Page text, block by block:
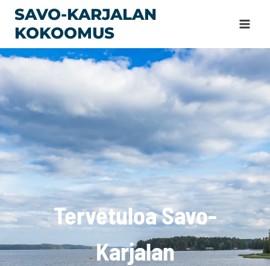
Siirry
sisältöön
SAVO-KARJALAN
KOKOOMUS
Tervetuloa Savo-
Karjalan